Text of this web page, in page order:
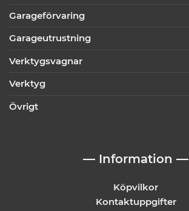
Garageförvaring
Garageutrustning
Verktygsvagnar
Verktyg
Övrigt
— Information —
Köpvilkor
Kontaktuppgifter